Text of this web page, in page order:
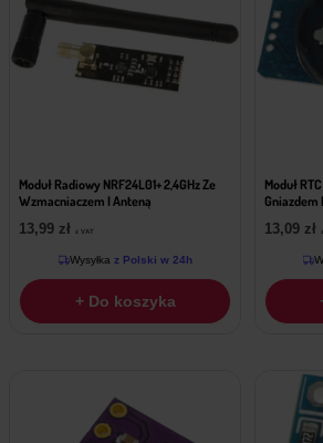
Moduł Radiowy NRF24L01+ 2,4GHz Ze
Wzmacniaczem I Anteną
13,99 zł z VAT
Wysyłka z Polski w 24h
+ Do koszyka
Moduł
Gniazdem
13,09 zł